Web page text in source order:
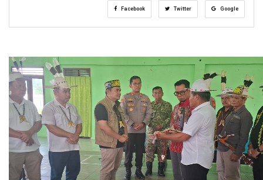
Facebook Twitter Google